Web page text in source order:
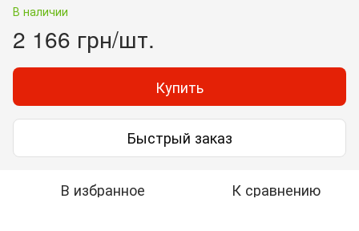
В наличии
2 166 грн/шт.
Купить
Быстрый заказ
В избранное К сравнению